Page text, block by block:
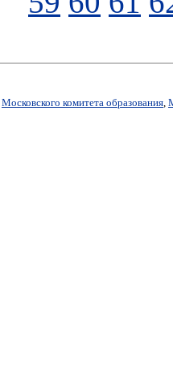
Московского комитета образования,